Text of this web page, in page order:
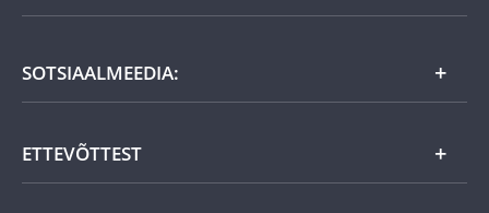
Kuu eripakkumine
Kingiideed
Eesti tooted
SOTSIAALMEEDIA:
ETTEVÕTTEST